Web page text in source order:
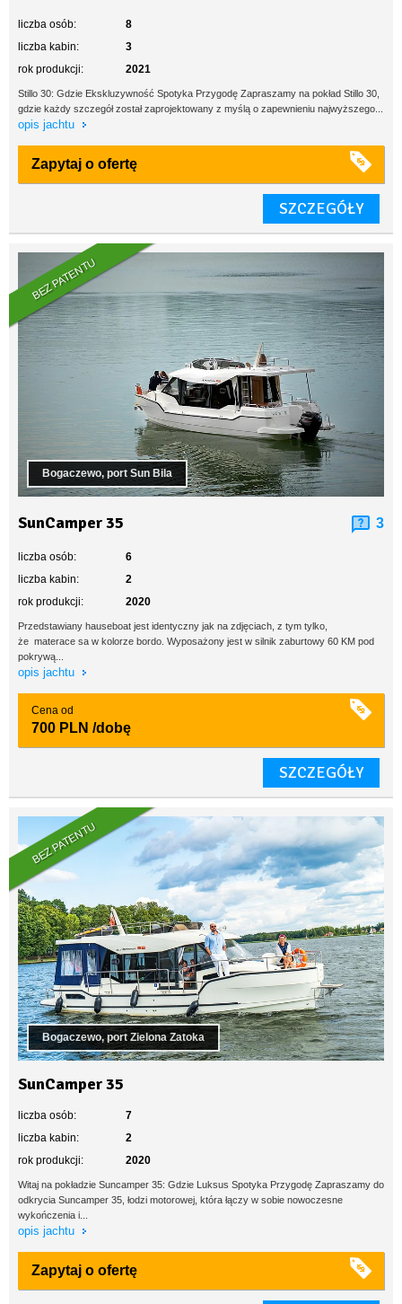
liczba osób:
8
liczba kabin:
3
rok produkcji:
2021
Stillo 30: Gdzie Ekskluzywność Spotyka Przygodę Zapraszamy na pokład Stillo 30,
gdzie każdy szczegół został zaprojektowany z myślą o zapewnieniu najwyższego...
opis jachtu
Zapytaj o ofertę
SZCZEGÓŁY
BEZ PATENTU
Bogaczewo, port Sun Bila
SunCamper 35 3
liczba osób:
6
liczba kabin:
2
rok produkcji:
2020
Przedstawiany hauseboat jest identyczny jak na zdjęciach, z tym tylko,
że materace sa w kolorze bordo. Wyposażony jest w silnik zaburtowy 60 KM pod
pokrywą...
opis jachtu
Cena od
700 PLN /dobę
SZCZEGÓŁY
BEZ PATENTU
Bogaczewo, port Zielona Zatoka
SunCamper 35
liczba osób:
7
liczba kabin:
2
rok produkcji:
2020
Witaj na pokładzie Suncamper 35: Gdzie Luksus Spotyka Przygodę Zapraszamy do
odkrycia Suncamper 35, łodzi motorowej, która łączy w sobie nowoczesne
wykończenia i...
opis jachtu
Zapytaj o ofertę